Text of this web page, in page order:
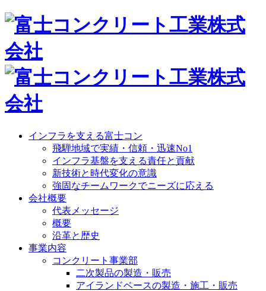
インフラを支える富士コン
飛騨地域で実績・信頼・迅速No1
インフラ基盤を支える責任と貢献
新技術と時代変化の意識
強固なチームワークでニーズに応える
会社概要
代表メッセージ
概要
沿革と歴史
事業内容
コンクリート事業部
二次製品の製造・販売
アイランドベースの製造・施工・販売